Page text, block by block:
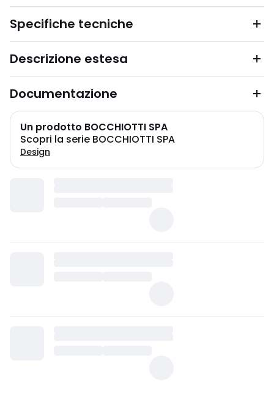
Specifiche tecniche
Descrizione estesa
Documentazione
Un prodotto BOCCHIOTTI SPA
Scopri la serie BOCCHIOTTI SPA
Design